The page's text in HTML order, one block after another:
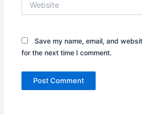
Save my name, email, and
for the next time I comment.